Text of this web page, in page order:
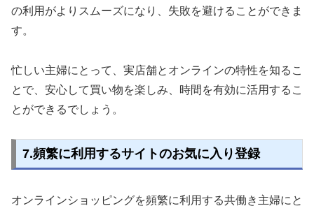
の利用がよりスムーズになり、失敗を避けることができま
す。
忙しい主婦にとって、実店舗とオンラインの特性を知るこ
とで、安心して買い物を楽しみ、時間を有効に活用するこ
とができるでしょう。
7.頻繁に利用するサイトのお気に入り登録
オンラインショッピングを頻繁に利用する共働き主婦にと